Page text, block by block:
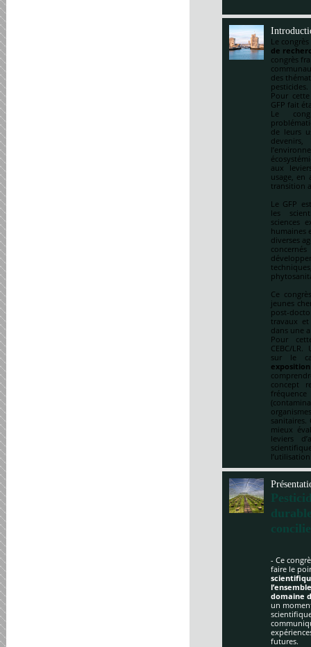
Le
de
congrès
des
pesticides.
Pour
GFP fait
Le
de leurs
devenirs,
aux
usage, en
transition
Le GFP
les
sciences
humaines
diverses
Ce
jeunes
post-
travaux
dans une
Pour
CEBC/
sur le
concept
sanitaires.
mieux
leviers
- Ce
faire le
domaine
un
futures.